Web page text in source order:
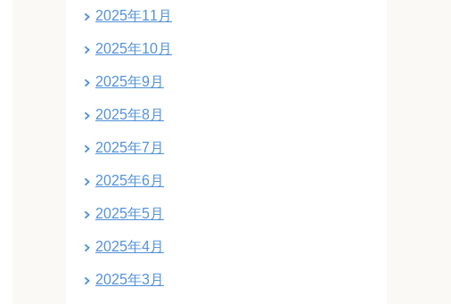
2025年11月
2025年10月
2025年9月
2025年8月
2025年7月
2025年6月
2025年5月
2025年4月
2025年3月